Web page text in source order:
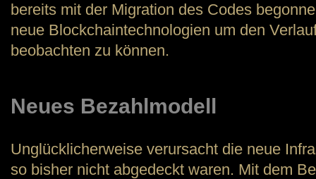
bereits mit der Migration des Codes
neue Blockchaintechnologien um den
beobachten zu können.
Neues Bezahlmodell
Unglücklicherweise verursacht die neue
so bisher nicht abgedeckt waren. Mit dem